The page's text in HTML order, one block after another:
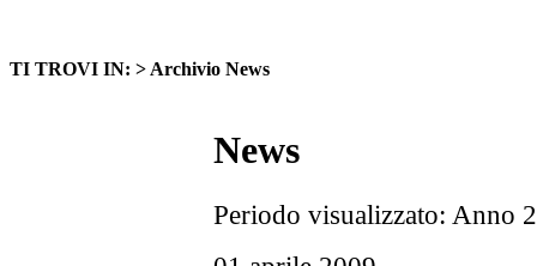
TI TROVI IN: > Archivio News
News
Periodo visualizzato: Anno